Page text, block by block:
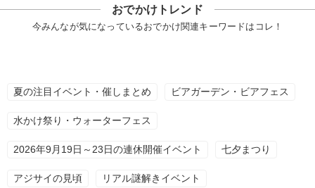
おでかけトレンド
今みんなが気になっているおでかけ関連キーワードはコレ！
夏の注目イベント・催しまとめ ビアガーデン・ビアフェス
水かけ祭り・ウォーターフェス
2026年9月19日～23日の連休開催イベント 七夕まつり
アジサイの見頃 リアル謎解きイベント